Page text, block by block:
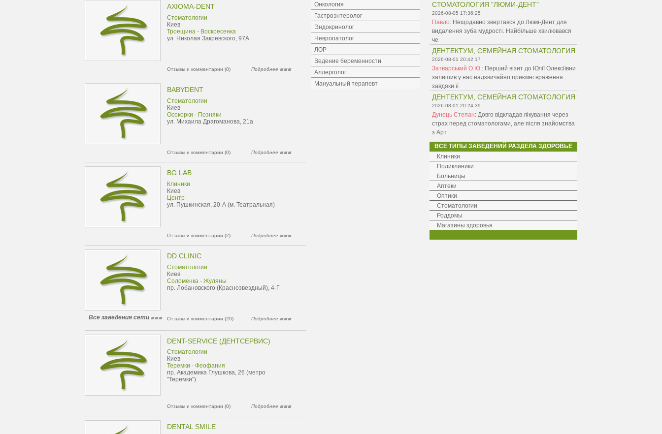
AXIOMA-DENT
Стоматологии
Киев
Троещина - Воскресенка
ул. Николая Закревского, 97А
Отзывы и комментарии (0) Подробнее
BABYDENT
Стоматологии
Киев
Осокорки - Позняки
ул. Михаила Драгоманова, 21а
Отзывы и комментарии (0) Подробнее
BG LAB
Клиники
Киев
Центр
ул. Пушкинская, 20-А (м. Театральная)
Отзывы и комментарии (2) Подробнее
DD CLINIC
Стоматологии
Киев
Соломенка - Жуляны
пр. Лобановского (Краснозвездный), 4-Г
Все заведения сети Отзывы и комментарии (20) Подробнее
DENT-SERVICE (ДЕНТСЕРВИС)
Стоматологии
Киев
Теремки - Феофания
пр. Академика Глушкова, 26 (метро
"Теремки")
Отзывы и комментарии (0) Подробнее
DENTAL SMILE
Онкология
Гастроэнтеролог
Эндокринолог
Невропатолог
ЛОР
Ведение беременности
Аллерголог
Мануальный терапевт
СТОМАТОЛОГИЯ "ЛЮМИ-ДЕНТ"
2026-08-05 17:36:25
Павло: Нещодавно звертався до Люмі-Дент для
видалення зуба мудрості. Найбільше хвилювався
че
ДЕНТЕКТУМ, СЕМЕЙНАЯ СТОМАТОЛОГИЯ
2026-08-01 20:42:17
Затварський О.Ю.: Перший візит до Юлії Олексіївни
залишив у нас надзвичайно приємні враження
завдяки її
ДЕНТЕКТУМ, СЕМЕЙНАЯ СТОМАТОЛОГИЯ
2026-08-01 20:24:39
Дунець Степан: Довго відкладав лікування через
страх перед стоматологами, але після знайомства
з Арт
ВСЕ ТИПЫ ЗАВЕДЕНИЙ РАЗДЕЛА ЗДОРОВЬЕ
Клиники
Поликлиники
Больницы
Аптеки
Оптики
Стоматологии
Роддомы
Магазины здоровья